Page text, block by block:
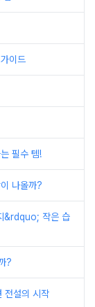
이드
필수 템!
나올까?
&rdquo; 작은 습
?
전설의 시작